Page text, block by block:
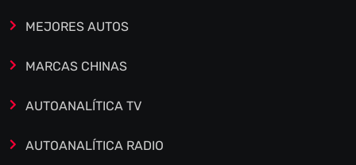
MEJORES AUTOS
MARCAS CHINAS
AUTOANALÍTICA TV
AUTOANALÍTICA RADIO